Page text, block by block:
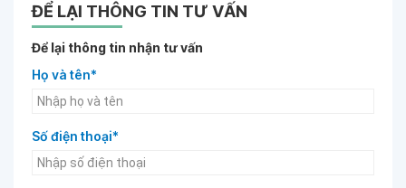
ĐỂ LẠI THÔNG TIN TƯ VẤN
Để lại thông tin nhận tư vấn
Họ và tên*
Số điện thoại*